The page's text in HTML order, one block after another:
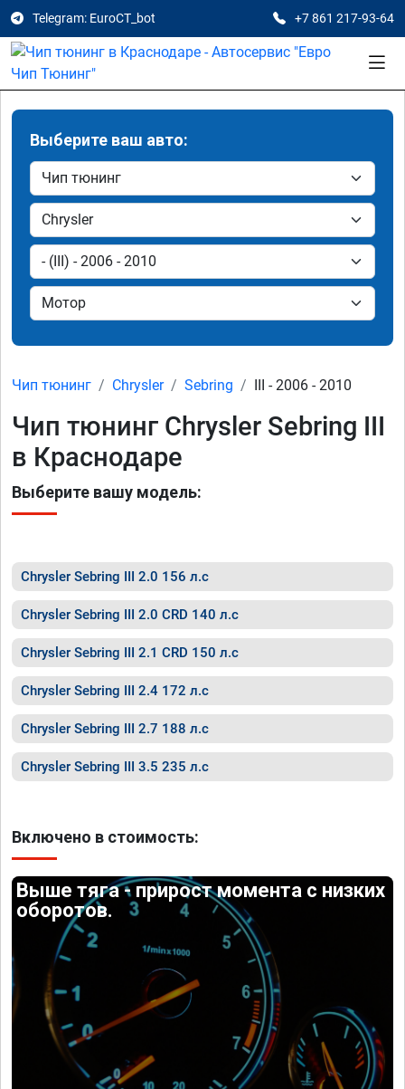
Telegram: EuroCT_bot +7 861 217-93-64
Выберите ваш авто:
Чип тюнинг Chrysler Sebring III - 2006 - 2010
Чип тюнинг Chrysler Sebring III
в Краснодаре
Выберите вашу модель:
Chrysler Sebring III 2.0 156 л.с
Chrysler Sebring III 2.0 CRD 140 л.с
Chrysler Sebring III 2.1 CRD 150 л.с
Chrysler Sebring III 2.4 172 л.с
Chrysler Sebring III 2.7 188 л.с
Chrysler Sebring III 3.5 235 л.с
Включено в стоимость:
Выше тяга - прирост момента с низких
оборотов.